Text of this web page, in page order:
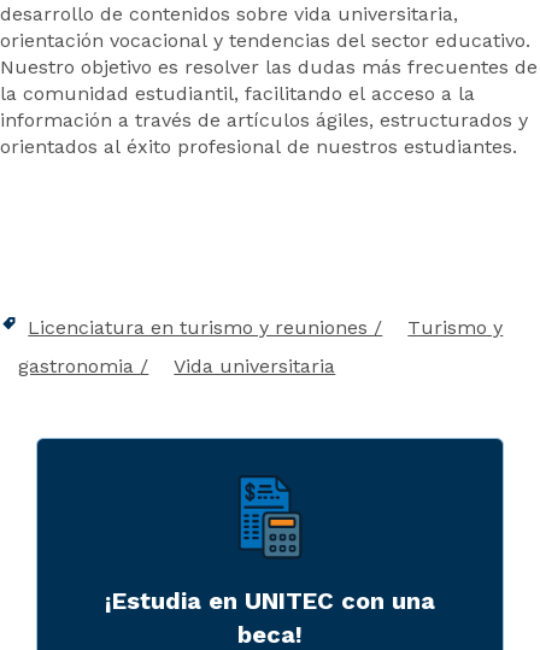
desarrollo de contenidos sobre vida universitaria,
orientación vocacional y tendencias del sector educativo.
Nuestro objetivo es resolver las dudas más frecuentes de
la comunidad estudiantil, facilitando el acceso a la
información a través de artículos ágiles, estructurados y
orientados al éxito profesional de nuestros estudiantes.
Licenciatura en turismo y reuniones
Turismo y
gastronomia
Vida universitaria
¡Estudia en UNITEC con una
beca!